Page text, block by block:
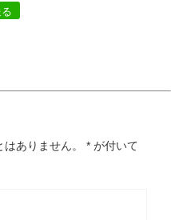
る
ありません。 * が付いて